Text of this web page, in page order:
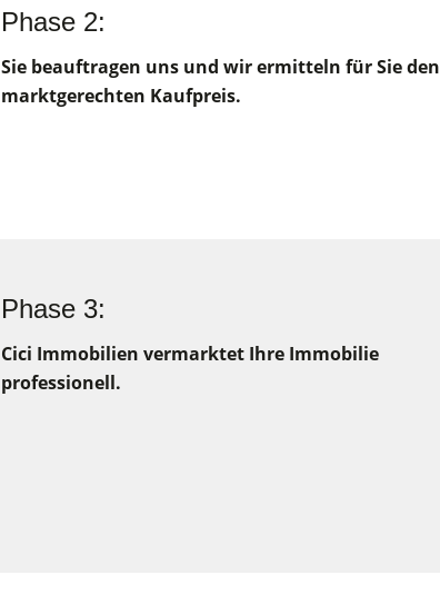
Phase 2:
Sie beauftragen uns und wir ermitteln für Sie den
marktgerechten Kaufpreis.
Phase 3:
Cici Immobilien vermarktet Ihre Immobilie
professionell.